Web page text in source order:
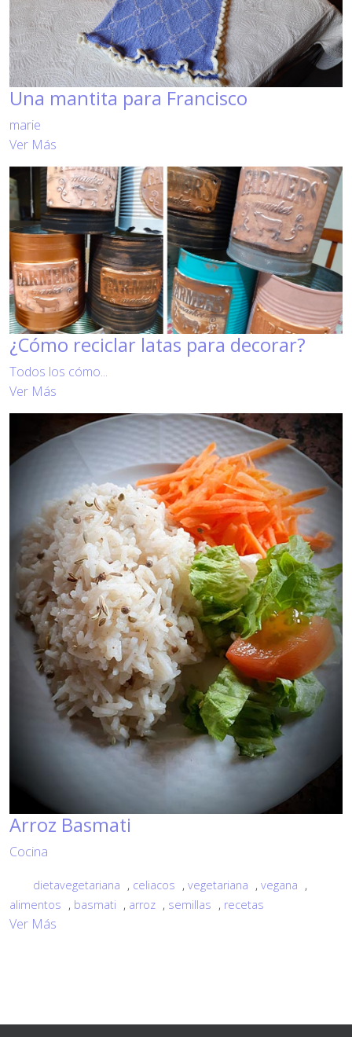
Una mantita para Francisco
marie
Ver Más
¿Cómo reciclar latas para decorar?
Todos los cómo...
Ver Más
Arroz Basmati
Cocina
dietavegetariana , celiacos , vegetariana , vegana ,
alimentos , basmati , arroz , semillas , recetas
Ver Más